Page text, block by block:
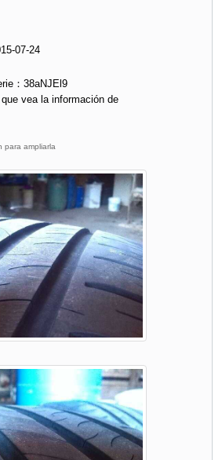
07-24
：38aNJEl9
vea la información de
para ampliarla